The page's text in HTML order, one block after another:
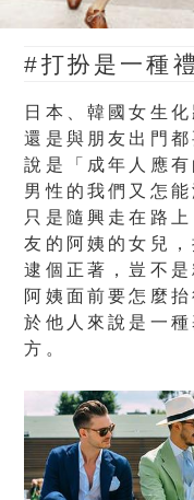
#打扮是一種
日本、韓國女生
還是與朋友出門
說是「成年人應
男性的我們又怎
只是隨興走在路
友的阿姨的女兒
逮個正著，豈不
阿姨面前要怎麼
於他人來說是一
方。